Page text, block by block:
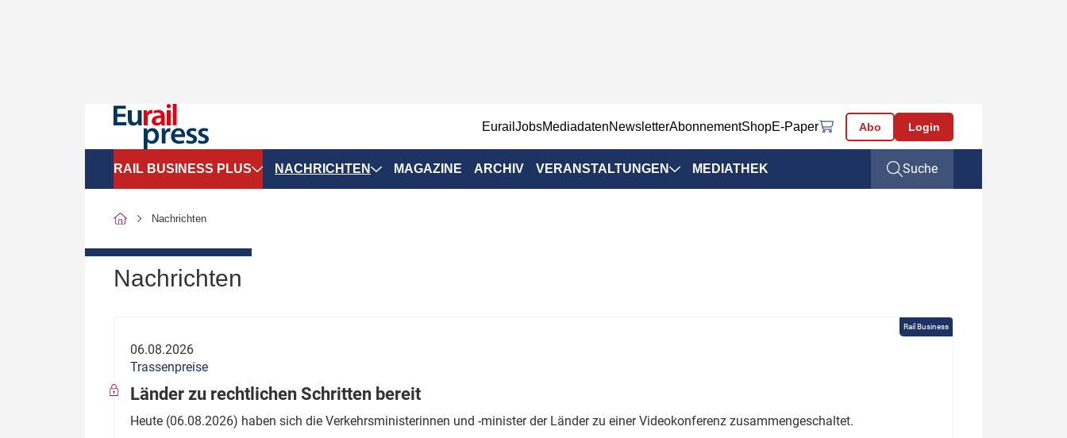
EurailJobsMediadatenNewsletterAbonnementShopE-Paper Abo Login
RAIL BUSINESS PLUS
SPNV-Marktdaten
Politik
wen?
NACHRICHTEN MAGAZINE ARCHIV VERANSTALTUNGEN MEDIATHEK Suche
Nachrichten
Nachrichten
Rail Business
06.08.2026
Trassenpreise
Länder zu rechtlichen Schritten bereit
Heute (06.08.2026) haben sich die Verkehrsministerinnen und -minister der Länder zu einer Videokonferenz zusammengeschaltet.